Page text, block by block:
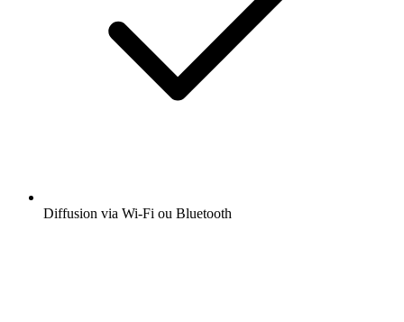
Diffusion via Wi-Fi ou Bluetooth